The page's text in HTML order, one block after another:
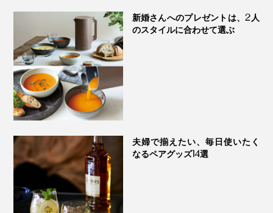
新婚さんへのプレゼントは、2人
のスタイルに合わせて選ぶ
夫婦で揃えたい、毎日使いたく
なるペアグッズ14選